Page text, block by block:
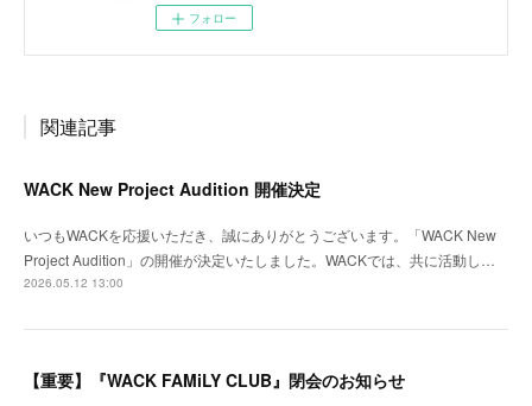
フォロー
関連記事
WACK New Project Audition 開催決定
いつもWACKを応援いただき、誠にありがとうございます。「WACK New
Project Audition」の開催が決定いたしました。WACKでは、共に活動し…
2026.05.12 13:00
【重要】『WACK FAMiLY CLUB』閉会のお知らせ